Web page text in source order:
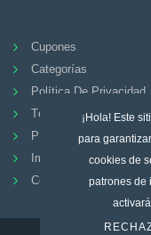
¡Hola! Este
para
cookies de
patrones de
Cupones
Categorías
Política De Privacidad
Términos Y
PREGUNTAS
Imprimir
Contacto